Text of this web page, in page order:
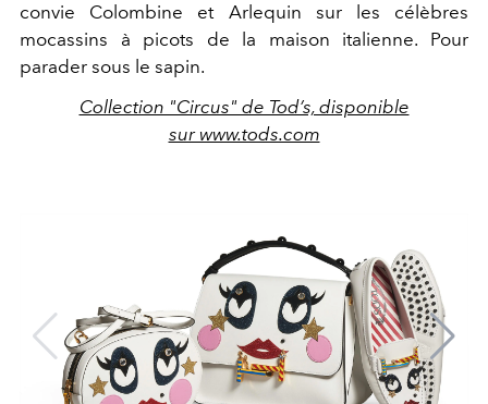
convie Colombine et Arlequin sur les célèbres
mocassins à picots de la maison italienne. Pour
parader sous le sapin.
Collection "Circus" de Tod’s, disponible
sur www.tods.com